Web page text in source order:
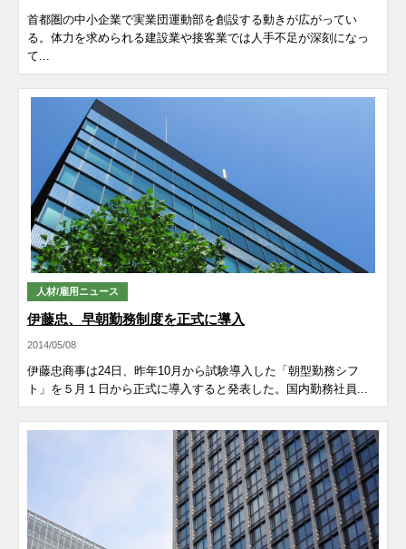
首都圏の中小企業で実業団運動部を創設する動きが広がってい
る。体力を求められる建設業や接客業では人手不足が深刻になっ
て...
人材/雇用ニュース
伊藤忠、早朝勤務制度を正式に導入
2014/05/08
伊藤忠商事は24日、昨年10月から試験導入した「朝型勤務シフ
ト」を５月１日から正式に導入すると発表した。国内勤務社員...